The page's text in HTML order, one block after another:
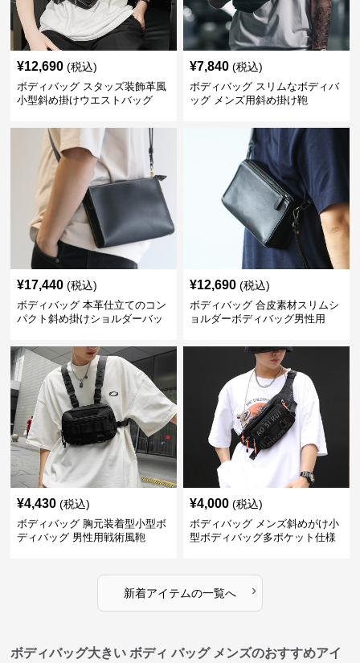
¥12,690 (税込)
ボディバッグ スタッズ装飾革風
小型斜め掛けウエストバッグ
¥7,840 (税込)
ボディバッグ スリムなボディバ
ッグ メンズ用斜め掛け鞄
¥17,440 (税込)
ボディバッグ 本革仕立てのコン
パクト斜め掛けショルダーバッ
¥12,690 (税込)
ボディバッグ 合皮素材スリムシ
ョルダーボディバッグ男性用
¥4,430 (税込)
ボディバッグ 胸元装着型小型ボ
ディバッグ 男性用戦術風鞄
¥4,000 (税込)
ボディバッグ メンズ斜めがけ小
型ボディバッグ多ポケット仕様
新着アイテムの一覧へ ›
ボディバッグ大きい ボディ バッグ メンズのおすすめアイ